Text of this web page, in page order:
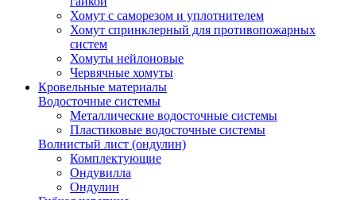
Хомут с саморезом и уплотнителем
Хомут спринклерный для противопожарных
систем
Хомуты нейлоновые
Червячные хомуты
Кровельные материалы
Водосточные системы
Металлические водосточные системы
Пластиковые водосточные системы
Волнистый лист (ондулин)
Комплектующие
Ондувилла
Ондулин